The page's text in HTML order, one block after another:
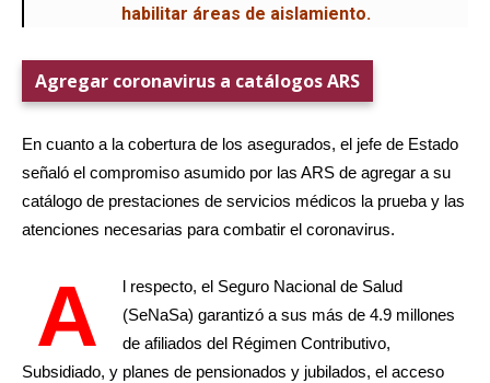
habilitar áreas de aislamiento.
Agregar coronavirus a catálogos ARS
En cuanto a la cobertura de los asegurados, el jefe de Estado
señaló el compromiso asumido por las ARS de agregar a su
catálogo de prestaciones de servicios médicos la prueba y las
atenciones necesarias para combatir el coronavirus.
A
l respecto, el Seguro Nacional de Salud
(SeNaSa) garantizó a sus más de 4.9 millones
de afiliados del Régimen Contributivo,
Subsidiado, y planes de pensionados y jubilados, el acceso